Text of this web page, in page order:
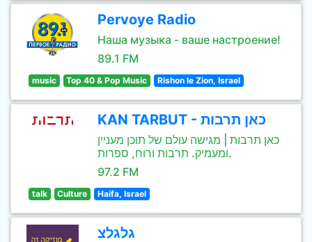
Pervoye Radio
Наша музыка - ваше настроение!
89.1 FM
music Top 40 & Pop Music Rishon le Zion, Israel
KAN TARBUT - כאן תרבות
כאן תרבות | מגישה עולם של תוכן מעניין
ומעמיק. תרבות ורוח, ספרות.
97.2 FM
talk Culture Haifa, Israel
גלגלצ